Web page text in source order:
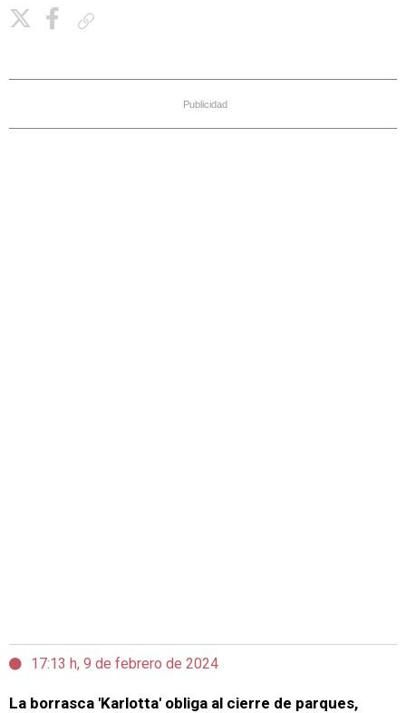
Publicidad
17:13 h, 9 de febrero de 2024
La borrasca 'Karlotta' obliga al cierre de parques,